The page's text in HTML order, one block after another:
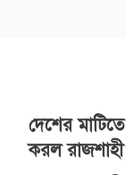
দেশের
করল